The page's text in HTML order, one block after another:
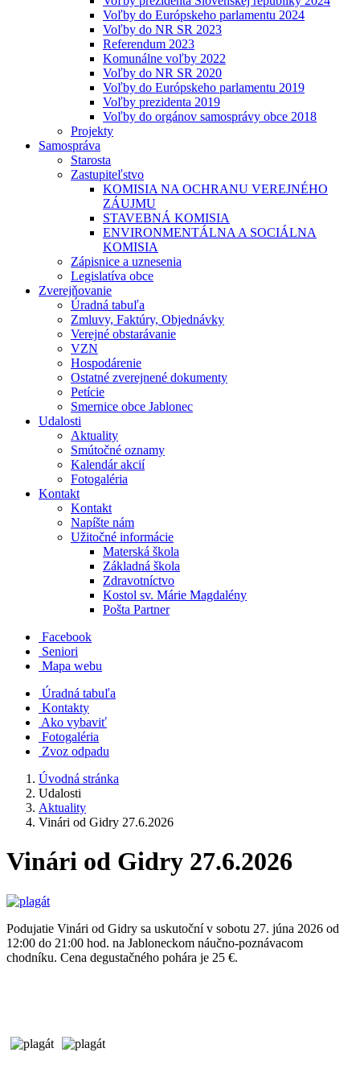
Voľby do Európskeho parlamentu 2024
Voľby do NR SR 2023
Referendum 2023
Komunálne voľby 2022
Voľby do NR SR 2020
Voľby do Európskeho parlamentu 2019
Voľby prezidenta 2019
Voľby do orgánov samosprávy obce 2018
Projekty
Samospráva
Starosta
Zastupiteľstvo
KOMISIA NA OCHRANU VEREJNÉHO
ZÁUJMU
STAVEBNÁ KOMISIA
ENVIRONMENTÁLNA A SOCIÁLNA
KOMISIA
Zápisnice a uznesenia
Legislatíva obce
Zverejňovanie
Úradná tabuľa
Zmluvy, Faktúry, Objednávky
Verejné obstarávanie
VZN
Hospodárenie
Ostatné zverejnené dokumenty
Petície
Smernice obce Jablonec
Udalosti
Aktuality
Smútočné oznamy
Kalendár akcií
Fotogaléria
Kontakt
Kontakt
Napíšte nám
Užitočné informácie
Materská škola
Základná škola
Zdravotníctvo
Kostol sv. Márie Magdalény
Pošta Partner
Facebook
Seniori
Mapa webu
Úradná tabuľa
Kontakty
Ako vybaviť
Fotogaléria
Zvoz odpadu
Úvodná stránka
Udalosti
Aktuality
Vinári od Gidry 27.6.2026
Vinári od Gidry 27.6.2026
Podujatie Vinári od Gidry sa uskutoční v sobotu 27. júna 2026 od
12:00 do 21:00 hod. na Jabloneckom náučno-poznávacom
chodníku. Cena degustačného pohára je 25 €.